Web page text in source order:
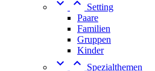
 
Setting
Paare
Familien
Gruppen
Kinder
 
Spezialthemen